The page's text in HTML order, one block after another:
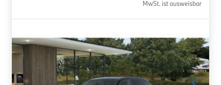
MwSt. ist ausweisbar